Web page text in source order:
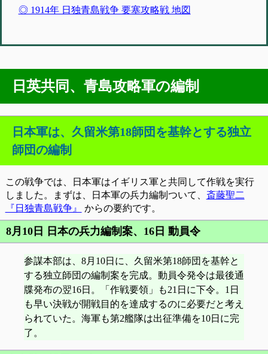
◎ 1914年 日独青島戦争 要塞攻略戦 地図
日英共同、青島攻略軍の編制
日本軍は、久留米第18師団を基幹とする独立
師団の編制
この戦争では、日本軍はイギリス軍と共同して作戦を実行
しました。まずは、日本軍の兵力編制ついて、 斎藤聖二
『日独青島戦争』
からの要約です。
8月10日 日本の兵力編制案、16日 動員令
参謀本部は、8月10日に、久留米第18師団を基幹と
する独立師団の編制案を完成。動員令発令は最後通
牒発布の翌16日。「作戦要領」も21日に下令。1日
も早い決戦が開戦目的を達成するのに必要だと考え
られていた。海軍も第2艦隊は出征準備を10日に完
了。